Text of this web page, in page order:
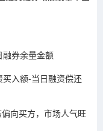
融券余量金额
入额-当日融资偿还
向买方，市场人气旺